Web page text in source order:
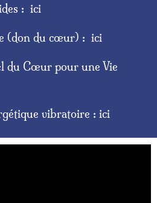
: ici
(don du cœur) : ici
du Cœur pour une Vie
vibratoire : ici